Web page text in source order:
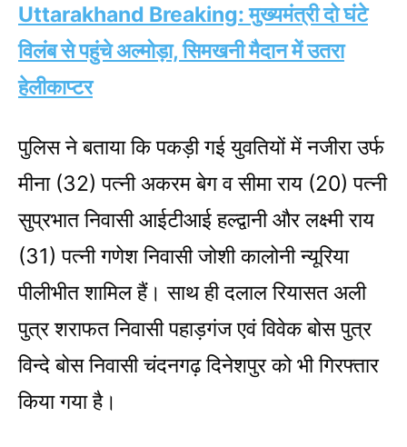
Uttarakhand Breaking: मुख्यमंत्री दो घंटे
विलंब से पहुंचे अल्मोड़ा, सिमखनी मैदान में उतरा
हेलीकाप्टर
पुलिस ने बताया कि पकड़ी गई युवतियों में नजीरा उर्फ
मीना (32) पत्नी अकरम बेग व सीमा राय (20) पत्नी
सुप्रभात निवासी आईटीआई हल्द्वानी और लक्ष्मी राय
(31) पत्नी गणेश निवासी जोशी कालोनी न्यूरिया
पीलीभीत शामिल हैं। साथ ही दलाल रियासत अली
पुत्र शराफत निवासी पहाड़गंज एवं विवेक बोस पुत्र
विन्दे बोस निवासी चंदनगढ़ दिनेशपुर को भी गिरफ्तार
किया गया है।